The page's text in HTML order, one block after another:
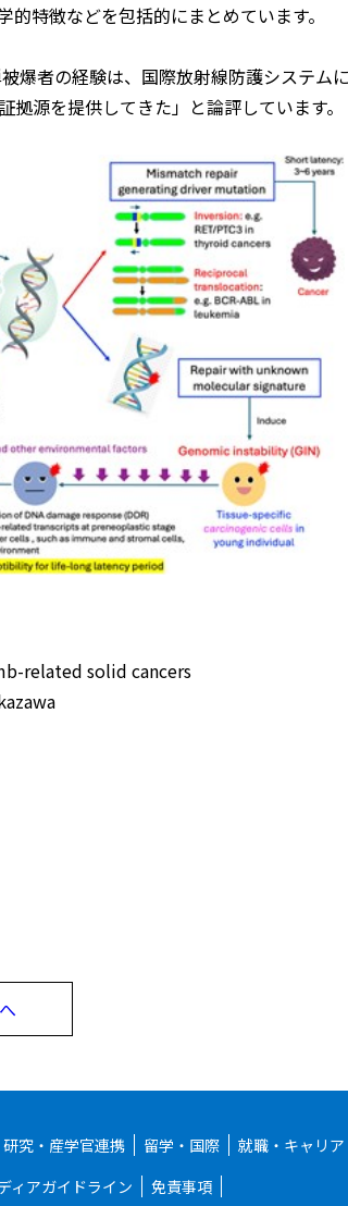
特徴などを包括的にまとめています。
爆者の経験は、国際放射線防護システム
源を提供してきた」と論評しています。
related solid cancers
研究・産学官連携 留学・国際 就職・キャリア
ィアガイドライン 免責事項